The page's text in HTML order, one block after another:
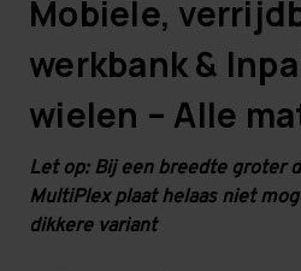
Mobiele,
werkbank &
wielen – Alle
Let op: Bij een breedte groter
MultiPlex plaat helaas niet
dikkere variant